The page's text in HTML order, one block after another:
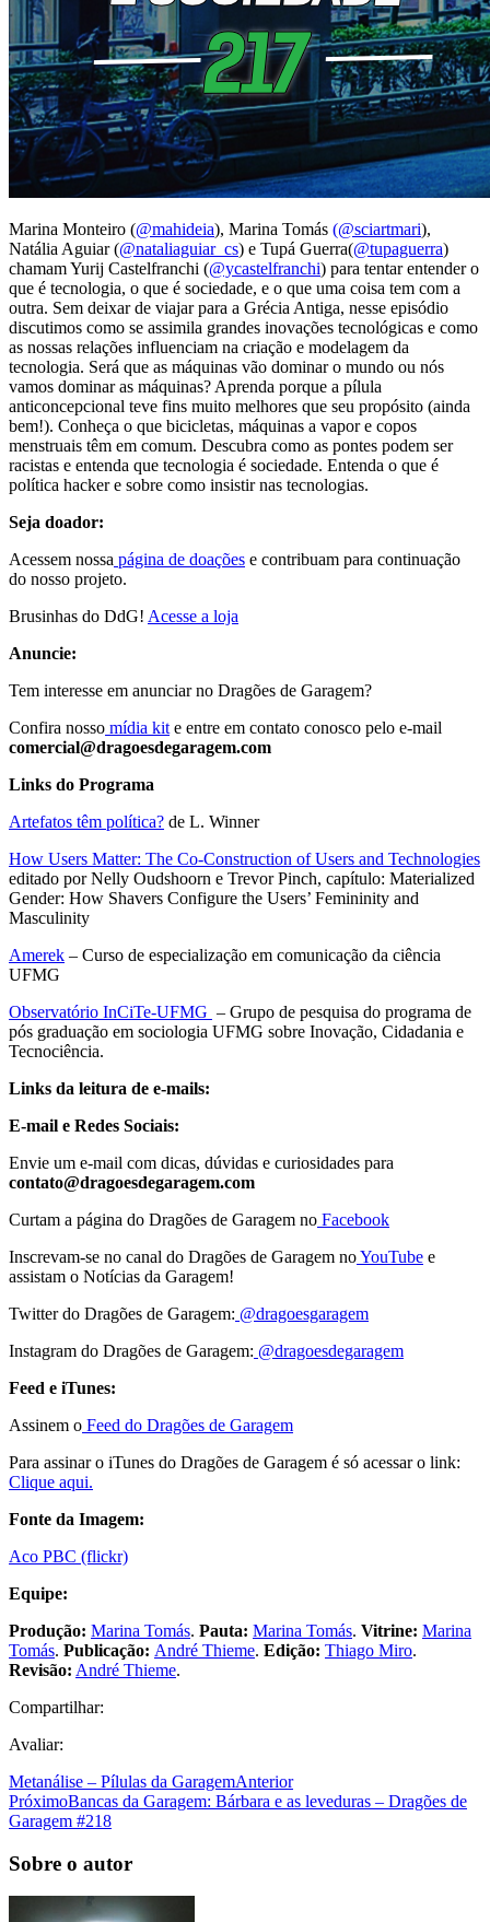
Marina Monteiro (@mahideia), Marina Tomás (@sciartmari),
Natália Aguiar (@nataliaguiar_cs) e Tupá Guerra(@tupaguerra)
chamam Yurij Castelfranchi (@ycastelfranchi) para tentar entender o
que é tecnologia, o que é sociedade, e o que uma coisa tem com a
outra. Sem deixar de viajar para a Grécia Antiga, nesse episódio
discutimos como se assimila grandes inovações tecnológicas e como
as nossas relações influenciam na criação e modelagem da
tecnologia. Será que as máquinas vão dominar o mundo ou nós
vamos dominar as máquinas? Aprenda porque a pílula
anticoncepcional teve fins muito melhores que seu propósito (ainda
bem!). Conheça o que bicicletas, máquinas a vapor e copos
menstruais têm em comum. Descubra como as pontes podem ser
racistas e entenda que tecnologia é sociedade. Entenda o que é
política hacker e sobre como insistir nas tecnologias.
Seja doador:
Acessem nossa página de doações e contribuam para continuação
do nosso projeto.
Brusinhas do DdG! Acesse a loja
Anuncie:
Tem interesse em anunciar no Dragões de Garagem?
Confira nosso mídia kit e entre em contato conosco pelo e-mail
comercial@dragoesdegaragem.com
Links do Programa
Artefatos têm política? de L. Winner
How Users Matter: The Co-Construction of Users and Technologies
editado por Nelly Oudshoorn e Trevor Pinch, capítulo: Materialized
Gender: How Shavers Configure the Users’ Femininity and
Masculinity
Amerek – Curso de especialização em comunicação da ciência
UFMG
Observatório InCiTe-UFMG – Grupo de pesquisa do programa de
pós graduação em sociologia UFMG sobre Inovação, Cidadania e
Tecnociência.
Links da leitura de e-mails:
E-mail e Redes Sociais:
Envie um e-mail com dicas, dúvidas e curiosidades para
contato@dragoesdegaragem.com
Curtam a página do Dragões de Garagem no Facebook
Inscrevam-se no canal do Dragões de Garagem noYouTube e
assistam o Notícias da Garagem!
Twitter do Dragões de Garagem: @dragoesgaragem
Instagram do Dragões de Garagem: @dragoesdegaragem
Feed e iTunes:
Assinem o Feed do Dragões de Garagem
Para assinar o iTunes do Dragões de Garagem é só acessar o link:
Clique aqui.
Fonte da Imagem:
Aco PBC (flickr)
Equipe:
Produção: Marina Tomás. Pauta: Marina Tomás. Vitrine: Marina
Tomás. Publicação: André Thieme. Edição: Thiago Miro.
Revisão: André Thieme.
Compartilhar:
Avaliar:
Metanálise – Pílulas da GaragemAnterior
PróximoBancas da Garagem: Bárbara e as leveduras – Dragões de
Garagem #218
Sobre o autor